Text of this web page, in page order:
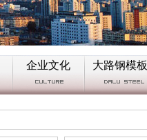
企业文化 大路钢模板